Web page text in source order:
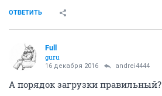
ОТВЕТИТЬ
Full
guru
16 декабря 2016 andrei4444
А порядок загрузки правильный?